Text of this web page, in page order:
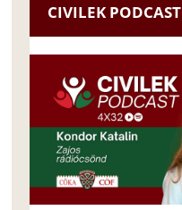
CIVILEK PODCAST